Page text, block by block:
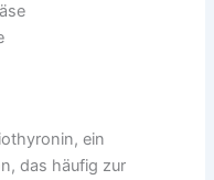
ein
das häufig zur